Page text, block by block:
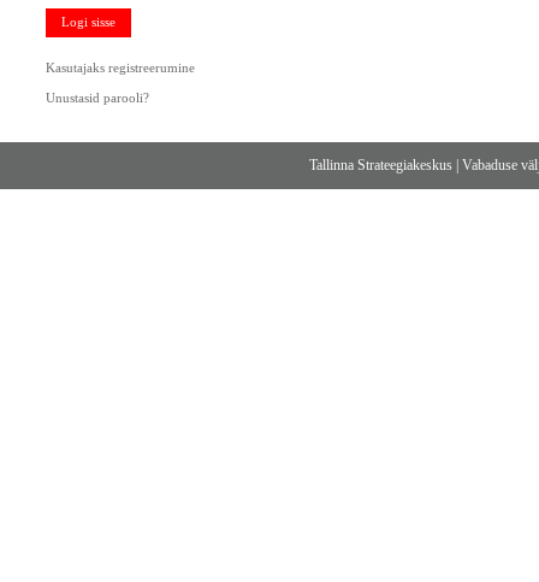
Logi sisse
Kasutajaks registreerumine
Unustasid parooli?
Tallinna Strateegiakeskus |Vabaduse